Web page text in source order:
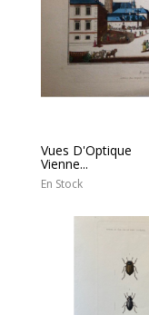
Vues D'Optique
Vienne...
En Stock